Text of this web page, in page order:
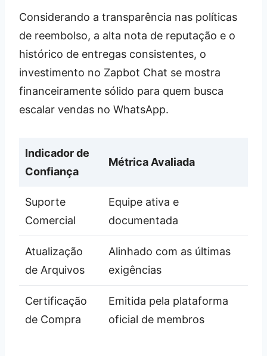
Considerando a transparência nas políticas
de reembolso, a alta nota de reputação e o
histórico de entregas consistentes, o
investimento no Zapbot Chat se mostra
financeiramente sólido para quem busca
escalar vendas no WhatsApp.
Indicador de
Confiança
Métrica Avaliada
Suporte
Comercial
Equipe ativa e
documentada
Atualização
de Arquivos
Alinhado com as últimas
exigências
Certificação
de Compra
Emitida pela plataforma
oficial de membros